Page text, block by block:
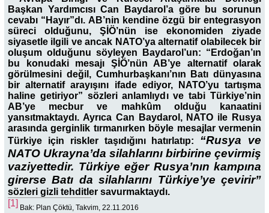
Başkan Yardımcısı Can Baydarol’a göre bu sorunun
cevabı “Hayır”dı. AB’nin kendine özgü bir entegrasyon
süreci olduğunu, ŞİÖ’nün ise ekonomiden ziyade
siyasetle ilgili ve ancak NATO’ya alternatif olabilecek bir
oluşum olduğunu söyleyen Baydarol’un: “Erdoğan’ın
bu konudaki mesajı ŞİÖ’nün AB’ye alternatif olarak
görülmesini değil, Cumhurbaşkanı’nın Batı dünyasına
bir alternatif arayışını ifade ediyor, NATO’yu tartışma
haline getiriyor” sözleri anlamlıydı ve tabi Türkiye’nin
AB’ye mecbur ve mahkûm olduğu kanaatini
yansıtmaktaydı. Ayrıca Can Baydarol, NATO ile Rusya
arasında gerginlik tırmanırken böyle mesajlar vermenin
Türkiye için riskler taşıdığını hatırlatıp: “Rusya ve
NATO Ukrayna’da silahlarını birbirine çevirmiş
vaziyettedir. Türkiye eğer Rusya’nın kampına
girerse Batı da silahlarını Türkiye’ye çevirir”
sözleri gizli tehditler savurmaktaydı.
[1] Bak: Plan Çöktü, Takvim, 22.11.2016